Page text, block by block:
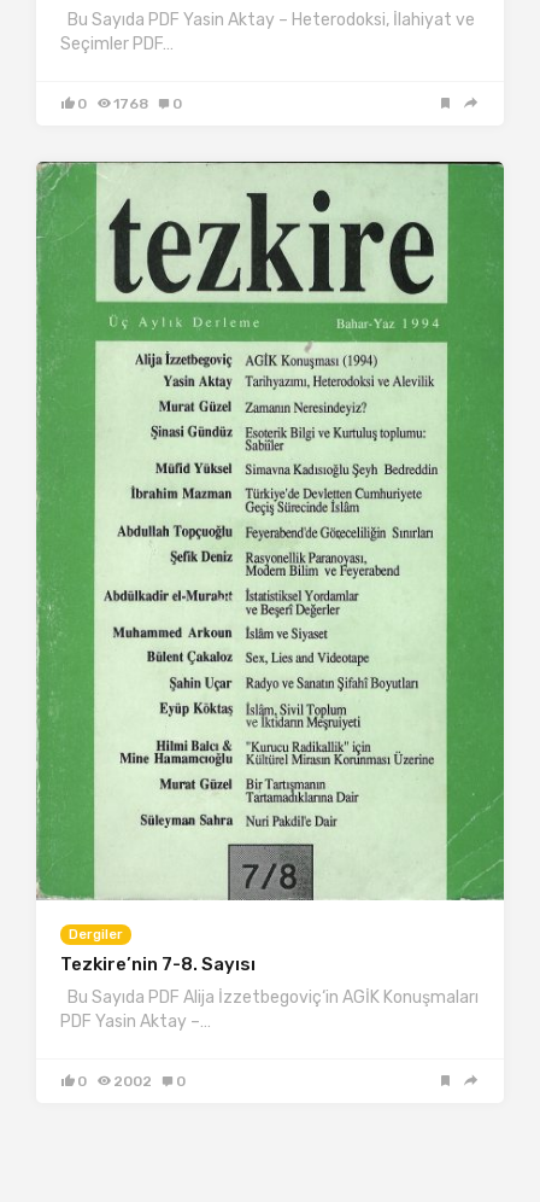
Bu Sayıda PDF Yasin Aktay – Heterodoksi, İlahiyat ve
Seçimler PDF…
0 1768 0
Dergiler
Tezkire’nin 7-8. Sayısı
Bu Sayıda PDF Alija İzzetbegoviç‘in AGİK Konuşmaları
PDF Yasin Aktay –…
0 2002 0